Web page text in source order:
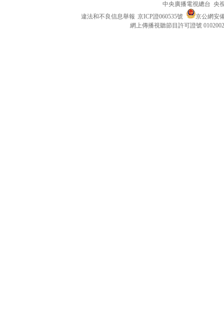
中央廣播電視總台 央
違法和不良信息舉報 京ICP證060535號
京公網安
網上傳播視聽節目許可證號